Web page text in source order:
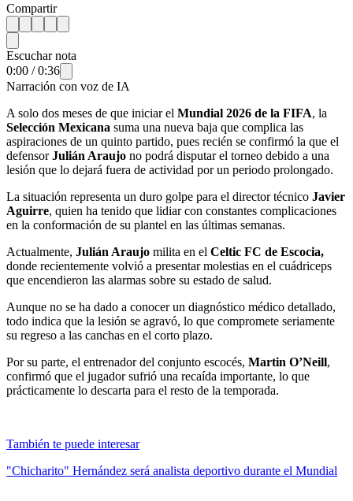
Compartir
Escuchar nota
0:00 /0:36
Narración con voz de IA
A solo dos meses de que iniciar el Mundial 2026 de la FIFA, la
Selección Mexicana suma una nueva baja que complica las
aspiraciones de un quinto partido, pues recién se confirmó la que el
defensorJulián Araujo no podrá disputar el torneo debido a una
lesión que lo dejará fuera de actividad por un periodo prolongado.
La situación representa un duro golpe para el director técnico Javier
Aguirre, quien ha tenido que lidiar con constantes complicaciones
en la conformación de su plantel en las últimas semanas.
Actualmente, Julián Araujo milita en el Celtic FC de Escocia,
donde recientemente volvió a presentar molestias en el cuádriceps
que encendieron las alarmas sobre su estado de salud.
Aunque no se ha dado a conocer un diagnóstico médico detallado,
todo indica que la lesión se agravó, lo que compromete seriamente
su regreso a las canchas en el corto plazo.
Por su parte, el entrenador del conjunto escocés, Martin O’Neill,
confirmó que el jugador sufrió una recaída importante, lo que
prácticamente lo descarta para el resto de la temporada.
También te puede interesar
"Chicharito" Hernández será analista deportivo durante el Mundial